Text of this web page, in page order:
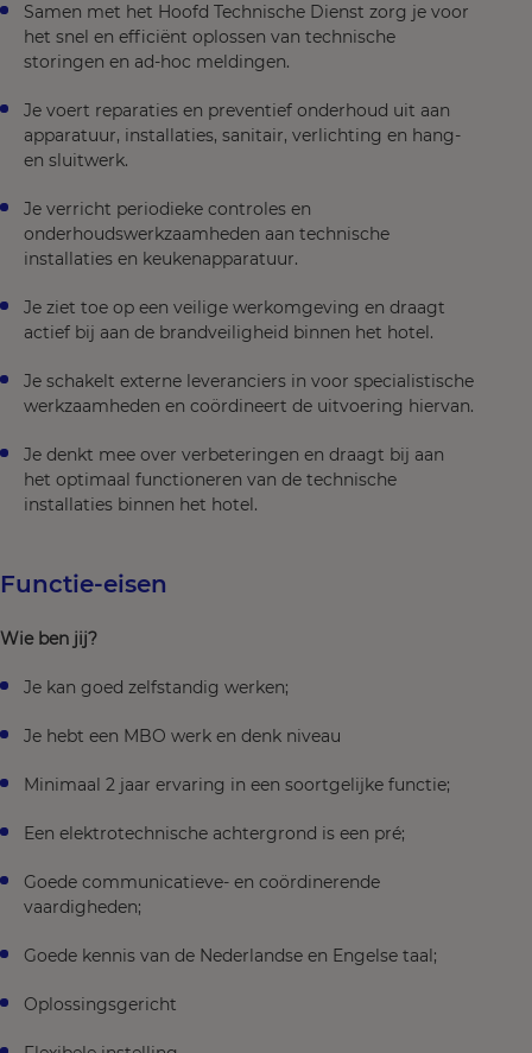
Samen met het Hoofd Technische Dienst zorg je voor
het snel en efficiënt oplossen van technische
storingen en ad-hoc meldingen.
Je voert reparaties en preventief onderhoud uit aan
apparatuur, installaties, sanitair, verlichting en hang-
en sluitwerk.
Je verricht periodieke controles en
onderhoudswerkzaamheden aan technische
installaties en keukenapparatuur.
Je ziet toe op een veilige werkomgeving en draagt
actief bij aan de brandveiligheid binnen het hotel.
Je schakelt externe leveranciers in voor specialistische
werkzaamheden en coördineert de uitvoering hiervan.
Je denkt mee over verbeteringen en draagt bij aan
het optimaal functioneren van de technische
installaties binnen het hotel.
Functie-eisen
Wie ben jij?
Je kan goed zelfstandig werken;
Je hebt een MBO werk en denk niveau
Minimaal 2 jaar ervaring in een soortgelijke functie;
Een elektrotechnische achtergrond is een pré;
Goede communicatieve- en coördinerende
vaardigheden;
Goede kennis van de Nederlandse en Engelse taal;
Oplossingsgericht